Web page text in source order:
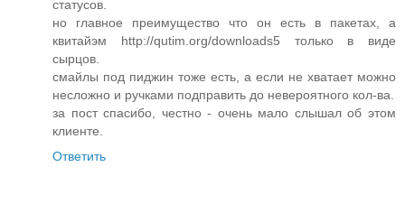
статусов.
но главное преимущество что он есть в пакетах, а
квитайэм http://qutim.org/downloads5 только в виде
сырцов.
смайлы под пиджин тоже есть, а если не хватает можно
несложно и ручками подправить до невероятного кол-ва.
за пост спасибо, честно - очень мало слышал об этом
клиенте.
Ответить